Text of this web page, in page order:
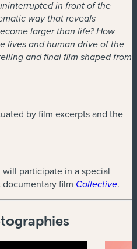
in front of the
way that reveals
larger than life? How
lives and human drive of the
and final film shaped from
by film excerpts and the
will participate in a special
film Collective.